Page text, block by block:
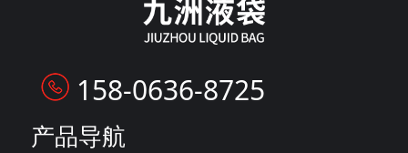
158-0636-8725
产品导航